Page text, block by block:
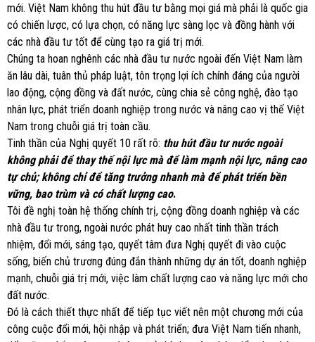
mới. Việt Nam không thu hút đầu tư bằng mọi giá mà phải là quốc gia
có chiến lược, có lựa chọn, có năng lực sàng lọc và đồng hành với
các nhà đầu tư tốt để cùng tạo ra giá trị mới.
Chúng ta hoan nghênh các nhà đầu tư nước ngoài đến Việt Nam làm
ăn lâu dài, tuân thủ pháp luật, tôn trọng lợi ích chính đáng của người
lao động, cộng đồng và đất nước, cùng chia sẻ công nghệ, đào tạo
nhân lực, phát triển doanh nghiệp trong nước và nâng cao vị thế Việt
Nam trong chuỗi giá trị toàn cầu.
Tinh thần của Nghị quyết 10 rất rõ: thu hút đầu tư nước ngoài
không phải để thay thế nội lực mà để làm mạnh nội lực, nâng cao
tự chủ; không chỉ để tăng trưởng nhanh mà để phát triển bền
vững, bao trùm và có chất lượng cao.
Tôi đề nghị toàn hệ thống chính trị, cộng đồng doanh nghiệp và các
nhà đầu tư trong, ngoài nước phát huy cao nhất tinh thần trách
nhiệm, đổi mới, sáng tạo, quyết tâm đưa Nghị quyết đi vào cuộc
sống, biến chủ trương đúng đắn thành những dự án tốt, doanh nghiệp
mạnh, chuỗi giá trị mới, việc làm chất lượng cao và năng lực mới cho
đất nước.
Đó là cách thiết thực nhất để tiếp tục viết nên một chương mới của
công cuộc đổi mới, hội nhập và phát triển; đưa Việt Nam tiến nhanh,